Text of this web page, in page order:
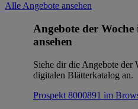
Alle Angebote ansehen
Angebote der
ansehen
Siehe dir die Angebote der
digitalen Blätterkatalog an.
Prospekt 8000891 im